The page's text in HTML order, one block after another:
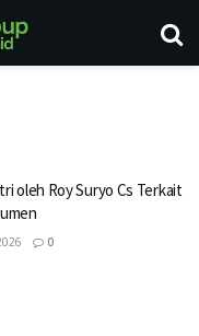
oleh Roy Suryo Cs Terkait
0